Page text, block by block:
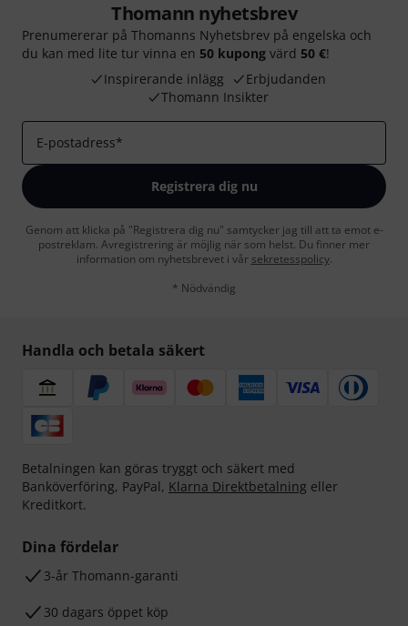
Thomann nyhetsbrev
Prenumererar på Thomanns Nyhetsbrev på engelska och
du kan med lite tur vinna en 50 kupong värd 50 €!
Inspirerande inlägg
Erbjudanden
Thomann Insikter
E-postadress*
Registrera dig nu
Genom att klicka på "Registrera dig nu" samtycker jag till att ta emot e-
postreklam. Avregistrering är möjlig när som helst. Du finner mer
information om nyhetsbrevet i vår sekretesspolicy.
* Nödvändig
Handla och betala säkert
Betalningen kan göras tryggt och säkert med
Banköverföring, PayPal, Klarna Direktbetalning eller
Kreditkort.
Dina fördelar
3-år Thomann-garanti
30 dagars öppet köp